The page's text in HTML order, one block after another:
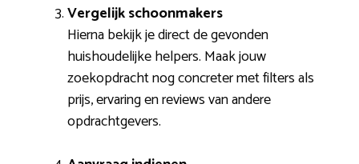
Vergelijk schoonmakers
Hierna bekijk je direct de gevonden
huishoudelijke helpers. Maak jouw
zoekopdracht nog concreter met filters als
prijs, ervaring en reviews van andere
opdrachtgevers.